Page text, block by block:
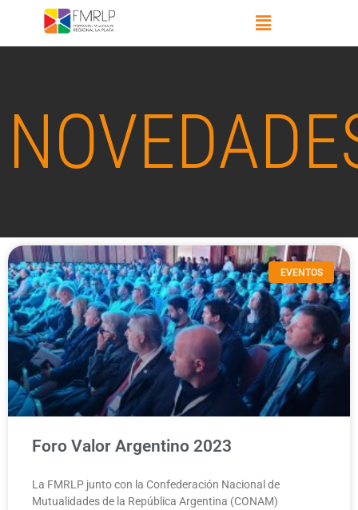
EVENTOS
Foro Valor Argentino 2023
La FMRLP junto con la Confederación Nacional de
Mutualidades de la República Argentina (CONAM)